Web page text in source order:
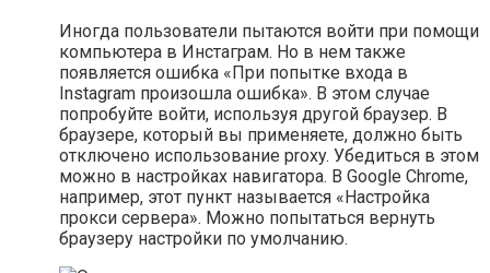
Иногда пользователи пытаются войти при помощи
компьютера в Инстаграм. Но в нем также
появляется ошибка «При попытке входа в
Instagram произошла ошибка». В этом случае
попробуйте войти, используя другой браузер. В
браузере, который вы применяете, должно быть
отключено использование proxy. Убедиться в этом
можно в настройках навигатора. В Google Chrome,
например, этот пункт называется «Настройка
прокси сервера». Можно попытаться вернуть
браузеру настройки по умолчанию.